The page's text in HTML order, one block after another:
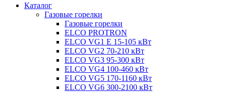
Каталог
Газовые горелки
Газовые горелки
ELCO PROTRON
ELCO VG1 E 15-105 кВт
ELCO VG2 70-210 кВт
ELCO VG3 95-300 кВт
ELCO VG4 100-460 кВт
ELCO VG5 170-1160 кВт
ELCO VG6 300-2100 кВт